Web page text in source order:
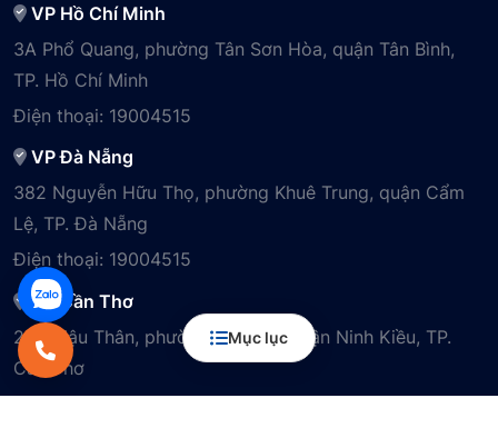
Mục lục
VP Hồ Chí Minh
3A Phổ Quang, phường Tân Sơn Hòa, quận Tân Bình,
TP. Hồ Chí Minh
Điện thoại: 19004515
VP Đà Nẵng
382 Nguyễn Hữu Thọ, phường Khuê Trung, quận Cẩm
Lệ, TP. Đà Nẵng
Điện thoại: 19004515
VP Cần Thơ
29B Mậu Thân, phường Cái Khế, quận Ninh Kiều, TP.
Cần Thơ
Điện thoại:19004515